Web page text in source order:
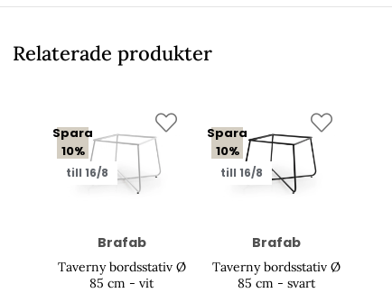
Relaterade produkter
Spara
10%
till 16/8
Brafab
Taverny bordsstativ Ø
85 cm - vit
Spara
10%
till 16/8
Brafab
Taverny bordsstativ Ø
85 cm - svart